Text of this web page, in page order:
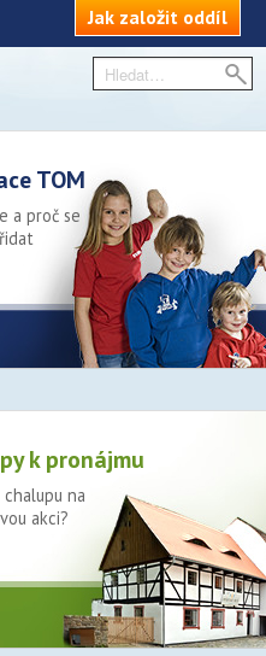
Jak založit oddíl
TOM
a proč se
k pronájmu
na
akci?